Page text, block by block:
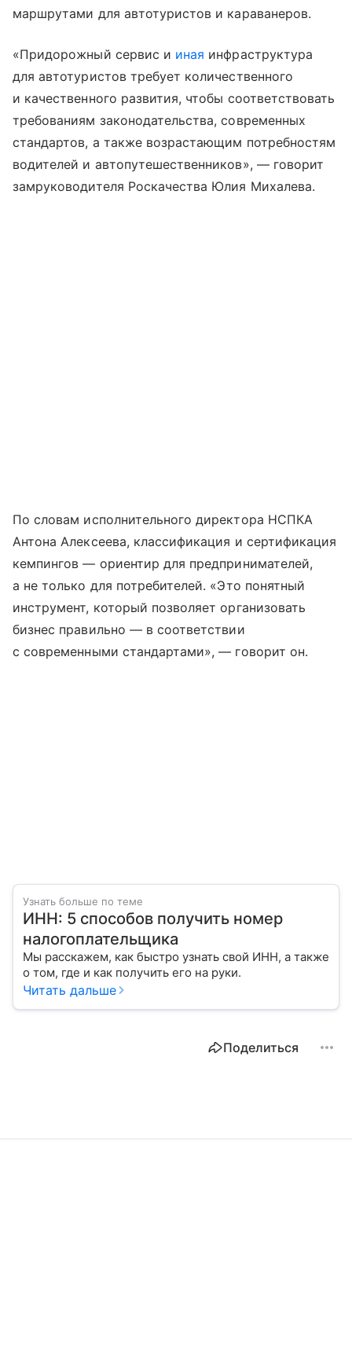
маршрутами для автотуристов и караванеров.
«Придорожный сервис и иная инфраструктура
для автотуристов требует количественного
и качественного развития, чтобы соответствовать
требованиям законодательства, современных
стандартов, а также возрастающим потребностям
водителей и автопутешественников», — говорит
замруководителя Роскачества Юлия Михалева.
По словам исполнительного директора НСПКА
Антона Алексеева, классификация и сертификация
кемпингов — ориентир для предпринимателей,
а не только для потребителей. «Это понятный
инструмент, который позволяет организовать
бизнес правильно — в соответствии
с современными стандартами», — говорит он.
Узнать больше по теме
ИНН: 5 способов получить номер
налогоплательщика
Мы расскажем, как быстро узнать свой ИНН, а также
о том, где и как получить его на руки.
Читать дальше
Поделиться